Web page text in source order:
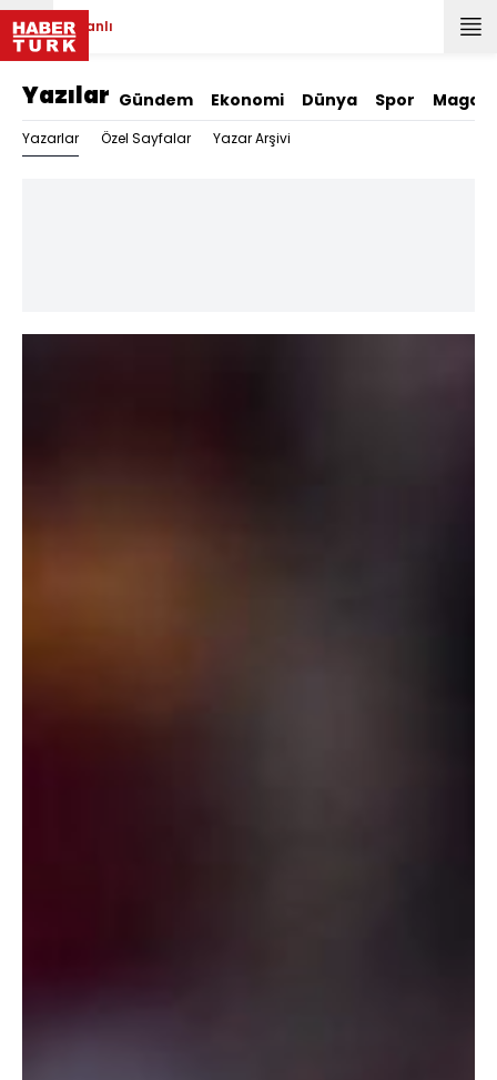
Canlı
Yazılar Gündem Ekonomi Dünya Spor
Yazarlar Özel Sayfalar Yazar Arşivi